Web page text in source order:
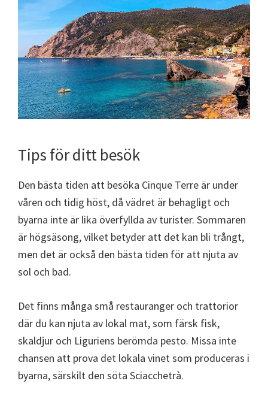
Tips för ditt besök
Den bästa tiden att besöka Cinque Terre är under
våren och tidig höst, då vädret är behagligt och
byarna inte är lika överfyllda av turister. Sommaren
är högsäsong, vilket betyder att det kan bli trångt,
men det är också den bästa tiden för att njuta av
sol och bad.
Det finns många små restauranger och trattorior
där du kan njuta av lokal mat, som färsk fisk,
skaldjur och Liguriens berömda pesto. Missa inte
chansen att prova det lokala vinet som produceras i
byarna, särskilt den söta Sciacchetrà.